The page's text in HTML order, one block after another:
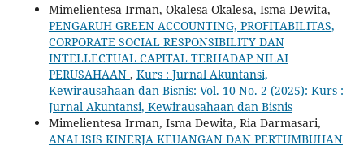
Mimelientesa Irman, Okalesa Okalesa, Isma Dewita,
PENGARUH GREEN ACCOUNTING, PROFITABILITAS,
CORPORATE SOCIAL RESPONSIBILITY DAN
INTELLECTUAL CAPITAL TERHADAP NILAI
PERUSAHAAN , Kurs : Jurnal Akuntansi,
Kewirausahaan dan Bisnis: Vol. 10 No. 2 (2025): Kurs :
Jurnal Akuntansi, Kewirausahaan dan Bisnis
Mimelientesa Irman, Isma Dewita, Ria Darmasari,
ANALISIS KINERJA KEUANGAN DAN PERTUMBUHAN